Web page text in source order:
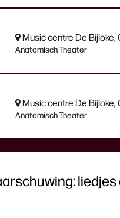
Music centre De Bijloke,
Anatomisch Theater
Music centre De Bijloke,
Anatomisch Theater